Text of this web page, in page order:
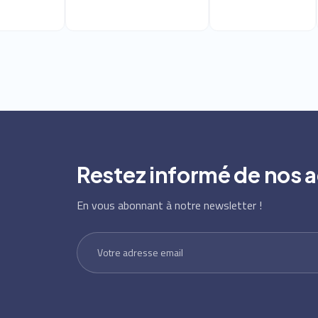
Restez informé de nos
En vous abonnant à notre newsletter !